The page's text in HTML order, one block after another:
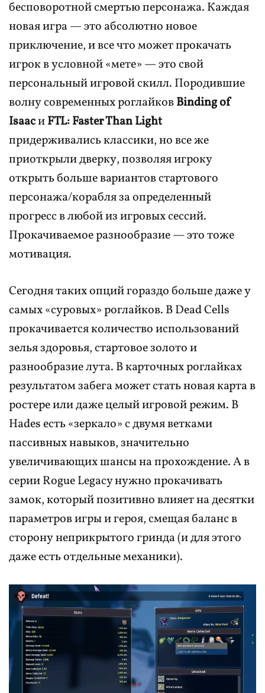
бесповоротной смертью персонажа. Каждая
новая игра — это абсолютно новое
приключение, и все что может прокачать
игрок в условной «мете» — это свой
персональный игровой скилл. Породившие
волну современных роглайковBinding of
IsaacиFTL: Faster Than Light
придерживались классики, но все же
приоткрыли дверку, позволяя игроку
открыть больше вариантов стартового
персонажа/корабля за определенный
прогресс в любой из игровых сессий.
Прокачиваемое разнообразие — это тоже
мотивация.
Сегодня таких опций гораздо больше даже у
самых «суровых» роглайков. В Dead Cells
прокачивается количество использований
зелья здоровья, стартовое золото и
разнообразие лута. В карточных роглайках
результатом забега может стать новая карта в
ростере или даже целый игровой режим. В
Hades есть «зеркало» с двумя ветками
пассивных навыков, значительно
увеличивающих шансы на прохождение. А в
серии Rogue Legacy нужно прокачивать
замок, который позитивно влияет на десятки
параметров игры и героя, смещая баланс в
сторону неприкрытого гринда (и для этого
даже есть отдельные механики).